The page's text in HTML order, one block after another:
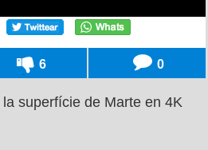
6 0
superfície de Marte en 4K